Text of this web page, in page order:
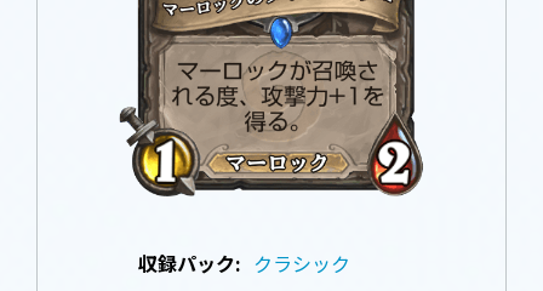
収録パック: クラシック